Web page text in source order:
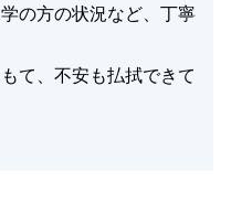
の方の状況など、丁寧
て、不安も払拭できて